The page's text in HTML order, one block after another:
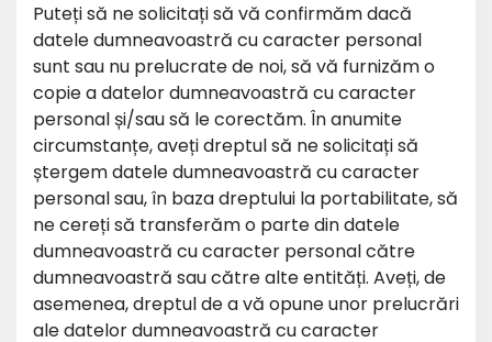
Puteți să ne solicitați să vă confirmăm dacă
datele dumneavoastră cu caracter personal
sunt sau nu prelucrate de noi, să vă furnizăm o
copie a datelor dumneavoastră cu caracter
personal și/sau să le corectăm. În anumite
circumstanțe, aveți dreptul să ne solicitați să
ștergem datele dumneavoastră cu caracter
personal sau, în baza dreptului la portabilitate, să
ne cereți să transferăm o parte din datele
dumneavoastră cu caracter personal către
dumneavoastră sau către alte entități. Aveți, de
asemenea, dreptul de a vă opune unor prelucrări
ale datelor dumneavoastră cu caracter